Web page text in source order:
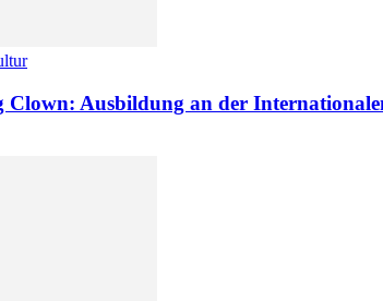
Clown: Ausbildung an der